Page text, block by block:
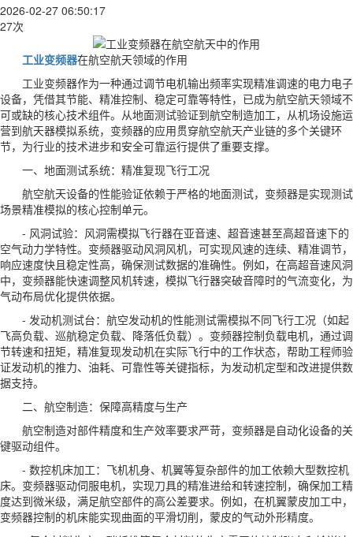
2026-02-27 06:50:17
27次
工业变频器在航空航天领域的作用
工业变频器作为一种通过调节电机输出频率实现精准调速的电力电子
设备，凭借其节能、精准控制、稳定可靠等特性，已成为航空航天领域不
可或缺的核心技术组件。从地面测试验证到航空制造加工，从机场设施运
营到航天器模拟系统，变频器的应用贯穿航空航天产业链的多个关键环
节，为行业的技术进步和安全可靠运行提供了重要支撑。
一、地面测试系统：精准复现飞行工况
航空航天设备的性能验证依赖于严格的地面测试，变频器是实现测试
场景精准模拟的核心控制单元。
- 风洞试验：风洞需模拟飞行器在亚音速、超音速甚至高超音速下的
空气动力学特性。变频器驱动风洞风机，可实现风速的连续、精准调节，
响应速度快且稳定性高，确保测试数据的准确性。例如，在高超音速风洞
中，变频器能快速调整风机转速，模拟飞行器突破音障时的气流变化，为
气动布局优化提供依据。
- 发动机测试台：航空发动机的性能测试需模拟不同飞行工况（如起
飞高负载、巡航稳定负载、降落低负载）。变频器控制负载电机，通过调
节转速和扭矩，精准复现发动机在实际飞行中的工作状态，帮助工程师验
证发动机的推力、油耗、可靠性等关键指标，为发动机定型和改进提供数
据支持。
二、航空制造：保障高精度与生产
航空制造对部件精度和生产效率要求严苛，变频器是自动化设备的关
键驱动组件。
- 数控机床加工：飞机机身、机翼等复杂部件的加工依赖大型数控机
床。变频器驱动伺服电机，实现刀具的精准进给和转速控制，确保加工精
度达到微米级，满足航空部件的高公差要求。例如，在机翼蒙皮加工中，
变频器控制的机床能实现曲面的平滑切削，蒙皮的气动外形精度。